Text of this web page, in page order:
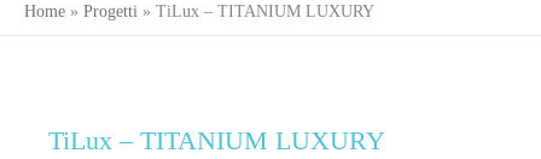
Home Progetti TiLux – TITANIUM LUXURY
TiLux – TITANIUM LUXURY